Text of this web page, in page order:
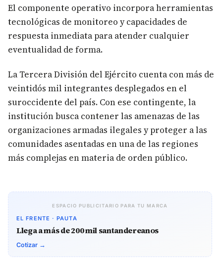
El componente operativo incorpora herramientas
tecnológicas de monitoreo y capacidades de
respuesta inmediata para atender cualquier
eventualidad de forma.
La Tercera División del Ejército cuenta con más de
veintidós mil integrantes desplegados en el
suroccidente del país. Con ese contingente, la
institución busca contener las amenazas de las
organizaciones armadas ilegales y proteger a las
comunidades asentadas en una de las regiones
más complejas en materia de orden público.
ESPACIO PUBLICITARIO PARA TU MARCA
EL FRENTE · PAUTA
Llega a más de 200 mil santandereanos
Cotizar →